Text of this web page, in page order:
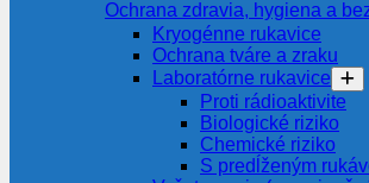
Ochrana zdravia, hygiena a
Kryogénne rukavice
Ochrana tváre a zraku
Laboratórne rukavice
Proti rádioaktivite
Biologické riziko
Chemické riziko
S predĺženým